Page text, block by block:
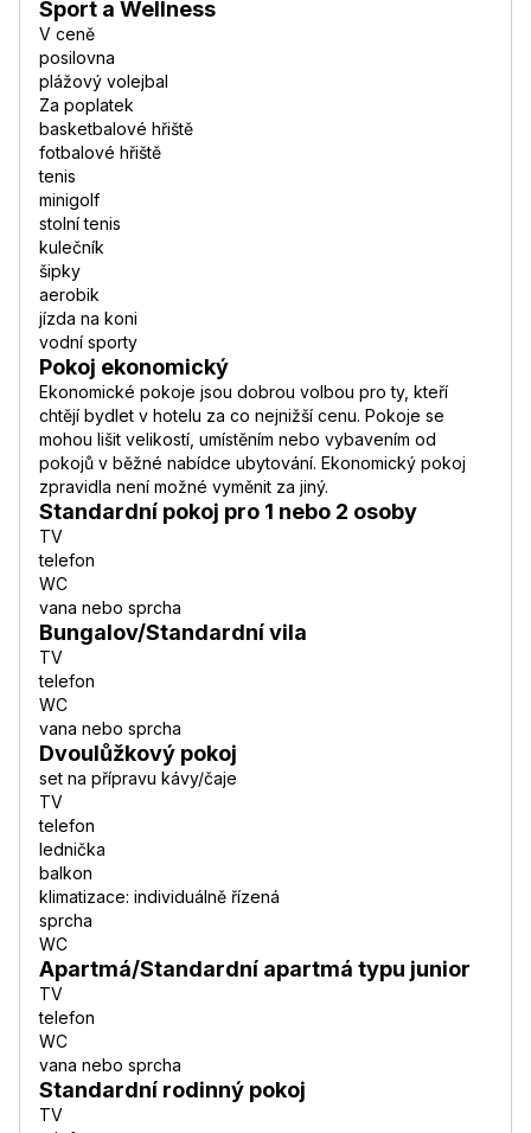
Sport a Wellness
V ceně
posilovna
plážový volejbal
Za poplatek
basketbalové hřiště
fotbalové hřiště
tenis
minigolf
stolní tenis
kulečník
šipky
aerobik
jízda na koni
vodní sporty
Pokoj ekonomický
Ekonomické pokoje jsou dobrou volbou pro ty, kteří
chtějí bydlet v hotelu za co nejnižší cenu. Pokoje se
mohou lišit velikostí, umístěním nebo vybavením od
pokojů v běžné nabídce ubytování. Ekonomický pokoj
zpravidla není možné vyměnit za jiný.
Standardní pokoj pro 1 nebo 2 osoby
TV
telefon
WC
vana nebo sprcha
Bungalov/Standardní vila
TV
telefon
WC
vana nebo sprcha
Dvoulůžkový pokoj
set na přípravu kávy/čaje
TV
telefon
lednička
balkon
klimatizace: individuálně řízená
sprcha
WC
Apartmá/Standardní apartmá typu junior
TV
telefon
WC
vana nebo sprcha
Standardní rodinný pokoj
TV